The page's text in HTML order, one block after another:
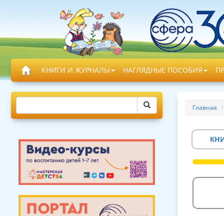
КНИГИ И ЖУРНАЛЫ НАГЛЯДНЫЕ ПОСОБИЯ
Главная